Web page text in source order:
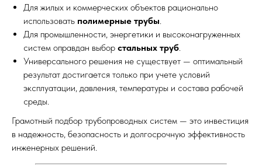
Для жилых и коммерческих объектов рационально
использовать полимерные трубы.
Для промышленности, энергетики и высоконагруженных
систем оправдан выбор стальных труб.
Универсального решения не существует — оптимальный
результат достигается только при учете условий
эксплуатации, давления, температуры и состава рабочей
среды.
Грамотный подбор трубопроводных систем — это инвестиция
в надежность, безопасность и долгосрочную эффективность
инженерных решений.